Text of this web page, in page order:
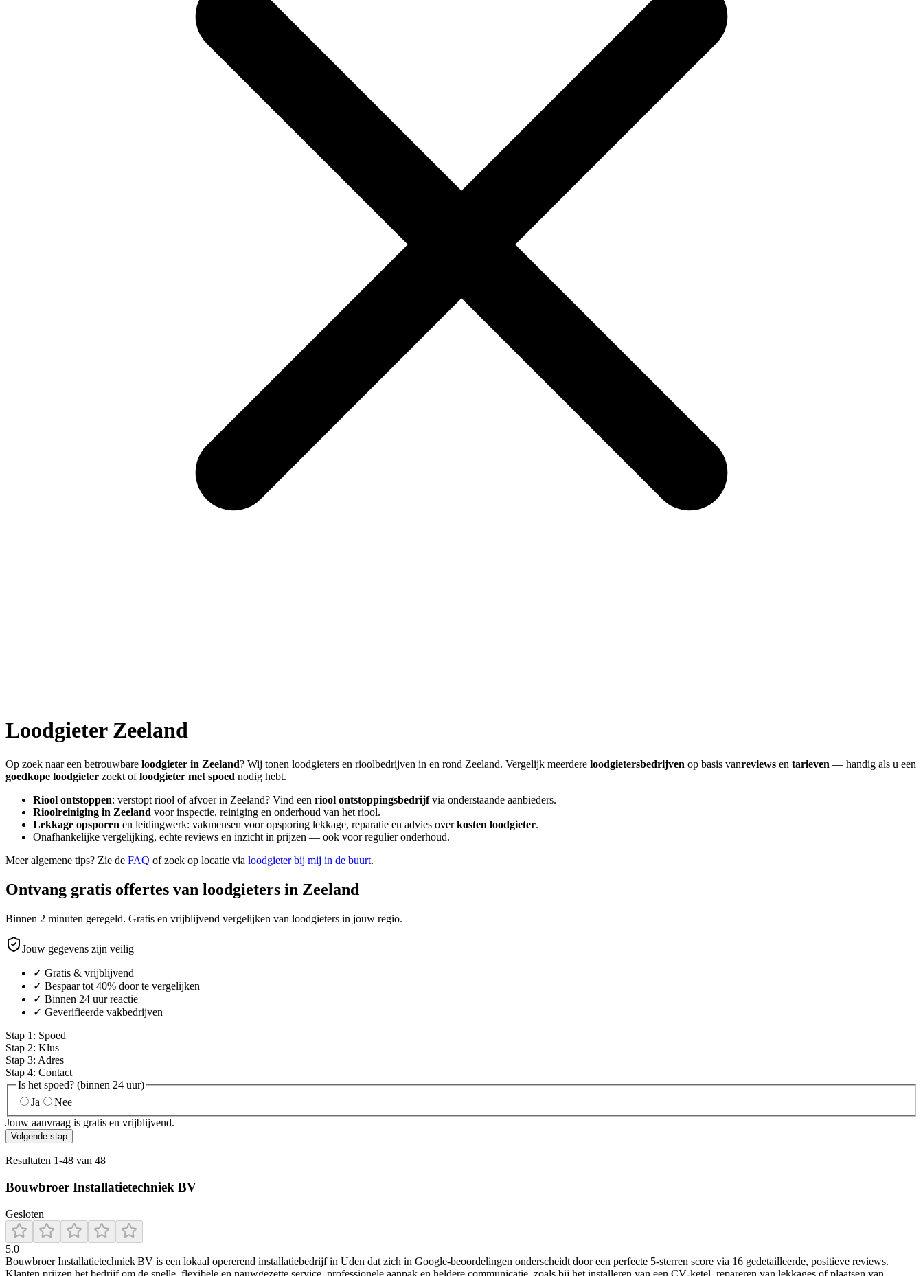
Loodgieter Zeeland
Op zoek naar een betrouwbare loodgieter in Zeeland? Wij tonen loodgieters en rioolbedrijven in en rond Zeeland. Vergelijk meerdere loodgietersbedrijven op basis vanreviews en tarieven — handig als u een
goedkope loodgieter zoekt ofloodgieter met spoed nodig hebt.
Riool ontstoppen: verstopt riool of afvoer in Zeeland? Vind een riool ontstoppingsbedrijfvia onderstaande aanbieders.
Rioolreiniging in Zeeland voor inspectie, reiniging en onderhoud van het riool.
Lekkage opsporen en leidingwerk: vakmensen voor opsporing lekkage, reparatie en advies overkosten loodgieter.
Onafhankelijke vergelijking, echte reviews en inzicht in prijzen — ook voor regulier onderhoud.
Meer algemene tips? Zie de FAQ of zoek op locatie via loodgieter bij mij in de buurt.
Ontvang gratis offertes van loodgieters in Zeeland
Binnen 2 minuten geregeld. Gratis en vrijblijvend vergelijken van loodgieters in jouw regio.
Jouw gegevens zijn veilig
✓ Gratis & vrijblijvend
✓ Bespaar tot 40% door te vergelijken
✓ Binnen 24 uur reactie
✓ Geverifieerde vakbedrijven
Stap 1 : Spoed
Stap 2: Klus
Stap 3: Adres
Stap 4: Contact
Is het spoed? (binnen 24 uur)
Ja
Nee
Jouw aanvraag is gratis en vrijblijvend.
Volgende stap
Resultaten 1-48 van 48
Bouwbroer Installatietechniek BV
Gesloten
5.0
Bouwbroer Installatietechniek BV is een lokaal opererend installatiebedrijf in Uden dat zich in Google-beoordelingen onderscheidt door een perfecte 5‑sterren score via 16 gedetailleerde, positieve reviews.
Klanten prijzen het bedrijf om de snelle, flexibele en nauwgezette service, professionele aanpak en heldere communicatie, zoals bij het installeren van een CV‑ketel, repareren van lekkages of plaatsen van